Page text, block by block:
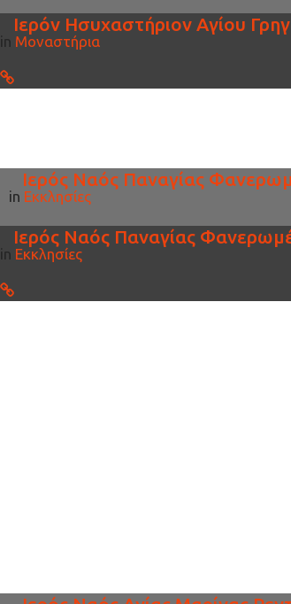
Ιερόν Ησυχαστήριον Αγίου
in Μοναστήρια
Ιερός Ναός Παναγίας
in Εκκλησίες
Ιερός Ναός Παναγίας
in Εκκλησίες